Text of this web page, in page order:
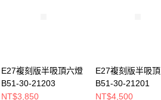
E27複刻版半吸頂六燈
B51-30-21203
NT$3,850
E27複刻版半吸
B51-30-21201
NT$4,500